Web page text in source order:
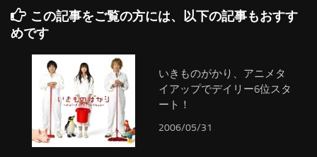
この記事をご覧の方には、以下の記事もおすす
めです
いきものがかり、アニメタ
イアップでデイリー6位スタ
ート！
2006/05/31